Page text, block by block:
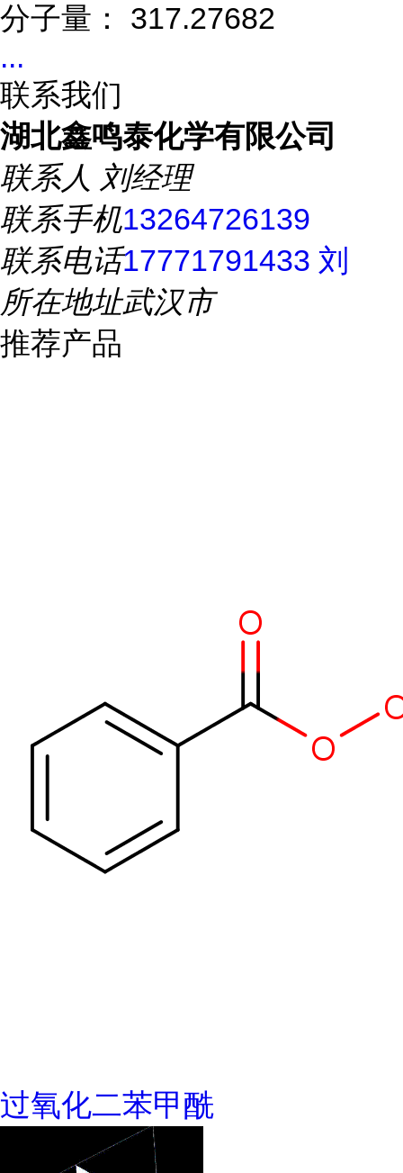
分子量： 317.27682
...
联系我们
湖北鑫鸣泰化学有限公司
联系人 刘经理
联系手机13264726139
联系电话17771791433 刘
所在地址武汉市
推荐产品
过氧化二苯甲酰